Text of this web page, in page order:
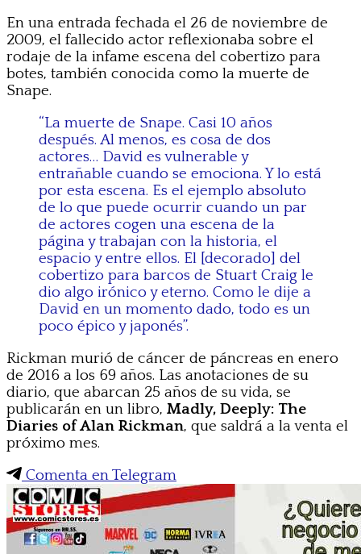
En una entrada fechada el 26 de noviembre de
2009, el fallecido actor reflexionaba sobre el
rodaje de la infame escena del cobertizo para
botes, también conocida como la muerte de
Snape.
“La muerte de Snape. Casi 10 años
después. Al menos, es cosa de dos
actores… David es vulnerable y
entrañable cuando se emociona. Y lo está
por esta escena. Es el ejemplo absoluto
de lo que puede ocurrir cuando un par
de actores cogen una escena de la
página y trabajan con la historia, el
espacio y entre ellos. El [decorado] del
cobertizo para barcos de Stuart Craig le
dio algo irónico y eterno. Como le dije a
David en un momento dado, todo es un
poco épico y japonés”.
Rickman murió de cáncer de páncreas en enero
de 2016 a los 69 años. Las anotaciones de su
diario, que abarcan 25 años de su vida, se
publicarán en un libro, Madly, Deeply: The
Diaries of Alan Rickman, que saldrá a la venta el
próximo mes.
Comenta en Telegram